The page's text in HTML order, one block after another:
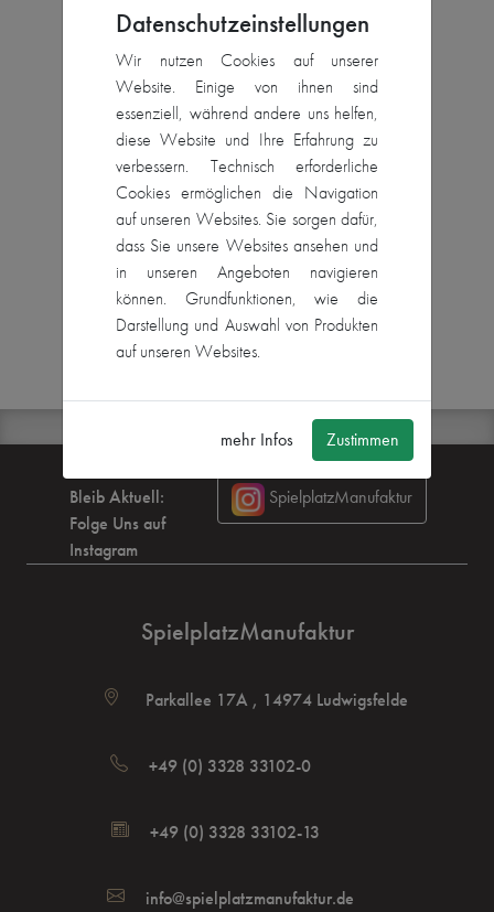
Michael Schiering
Montageleiter & Tischler
Datenschutzeinstellungen
Wir nutzen Cookies auf unserer
Website. Einige von ihnen sind
essenziell, während andere uns helfen,
diese Website und Ihre Erfahrung zu
verbessern. Technisch erforderliche
Cookies ermöglichen die Navigation
auf unseren Websites. Sie sorgen dafür,
dass Sie unsere Websites ansehen und
in unseren Angeboten navigieren
können. Grundfunktionen, wie die
Darstellung und Auswahl von Produkten
auf unseren Websites.
mehr Infos Zustimmen
Bleib Aktuell:
Folge Uns auf
Instagram
SpielplatzManufaktur
SpielplatzManufaktur
Parkallee 17A , 14974 Ludwigsfelde
+49 (0) 3328 33102-0
+49 (0) 3328 33102-13
info@spielplatzmanufaktur.de